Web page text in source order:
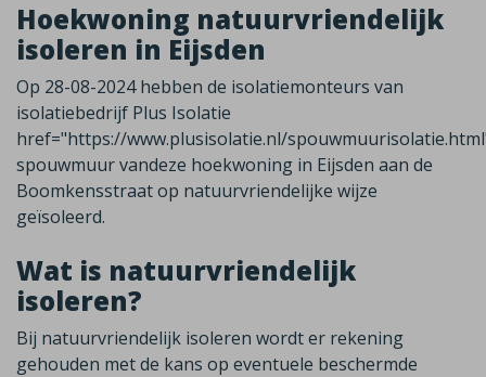
Hoekwoning natuurvriendelijk
isoleren in Eijsden
Op 28-08-2024 hebben de isolatiemonteurs van
isolatiebedrijf Plus Isolatie
href="https://www.plusisolatie.nl/
spouwmuur vandeze hoekwoning in Eijsden aan de
Boomkensstraat op natuurvriendelijke wijze
geïsoleerd.
Wat is natuurvriendelijk
isoleren?
Bij natuurvriendelijk isoleren wordt er rekening
gehouden met de kans op eventuele beschermde